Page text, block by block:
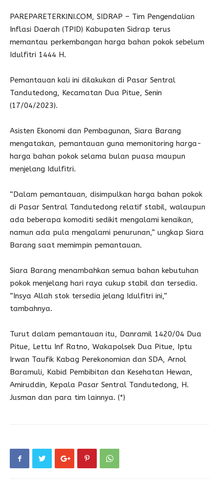
PAREPARETERKINI.COM, SIDRAP – Tim Pengendalian
Inflasi Daerah (TPID) Kabupaten Sidrap terus
memantau perkembangan harga bahan pokok sebelum
Idulfitri 1444 H.
Pemantauan kali ini dilakukan di Pasar Sentral
Tandutedong, Kecamatan Dua Pitue, Senin
(17/04/2023).
Asisten Ekonomi dan Pembagunan, Siara Barang
mengatakan, pemantauan guna memonitoring harga-
harga bahan pokok selama bulan puasa maupun
menjelang Idulfitri.
“Dalam pemantauan, disimpulkan harga bahan pokok
di Pasar Sentral Tandutedong relatif stabil, walaupun
ada beberapa komoditi sedikit mengalami kenaikan,
namun ada pula mengalami penurunan,” ungkap Siara
Barang saat memimpin pemantauan.
Siara Barang menambahkan semua bahan kebutuhan
pokok menjelang hari raya cukup stabil dan tersedia.
“Insya Allah stok tersedia jelang Idulfitri ini,”
tambahnya.
Turut dalam pemantauan itu, Danramil 1420/04 Dua
Pitue, Lettu Inf Ratno, Wakapolsek Dua Pitue, Iptu
Irwan Taufik Kabag Perekonomian dan SDA, Arnol
Baramuli, Kabid Pembibitan dan Kesehatan Hewan,
Amiruddin, Kepala Pasar Sentral Tandutedong, H.
Jusman dan para tim lainnya. (*)